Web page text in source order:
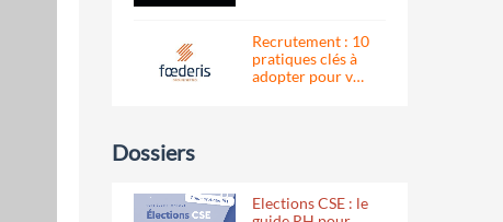
Recrutement : 10
pratiques clés à
adopter pour v…
Dossiers
Elections CSE : le